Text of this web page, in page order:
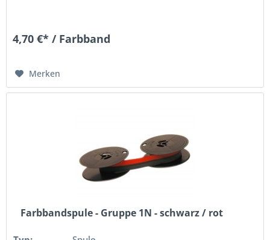
4,70 €* / Farbband
Merken
Farbbandspule - Gruppe 1N - schwarz / rot